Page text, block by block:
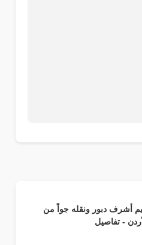
أشرف دبور ونقله جواً من
- تفاصيل